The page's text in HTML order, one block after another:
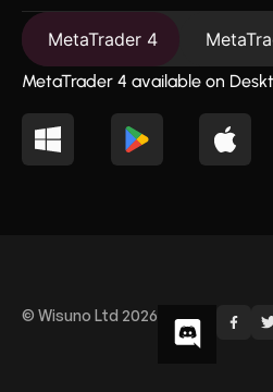
MetaTrader 4
MetaTrader 4 available on
© Wisuno Ltd 2026